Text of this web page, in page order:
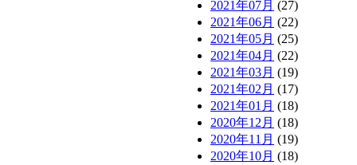
2021年07月 (27)
2021年06月 (22)
2021年05月 (25)
2021年04月 (22)
2021年03月 (19)
2021年02月 (17)
2021年01月 (18)
2020年12月 (18)
2020年11月 (19)
2020年10月 (18)